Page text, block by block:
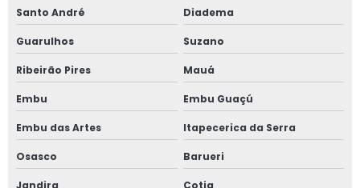
Janela vidro multilaminado em são paulo
Janela vidro multilaminado em sp
Janela vidro triplo
Janela de vidro triplo em sp
Santo André Diadema
Guarulhos Suzano
Ribeirão Pires Mauá
Embu Embu Guaçú
Embu das Artes Itapecerica da Serra
Osasco Barueri
Jandira Cotia